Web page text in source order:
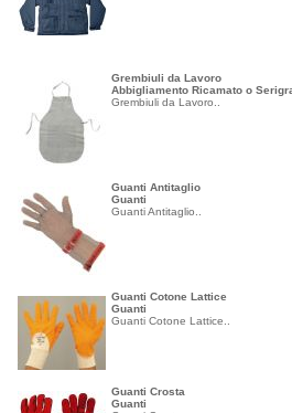
Grembiuli da Lavoro
Abbigliamento Ricamato o
Grembiuli da Lavoro..
Guanti Antitaglio
Guanti
Guanti Antitaglio..
Guanti Cotone Lattice
Guanti
Guanti Cotone Lattice..
Guanti Crosta
Guanti